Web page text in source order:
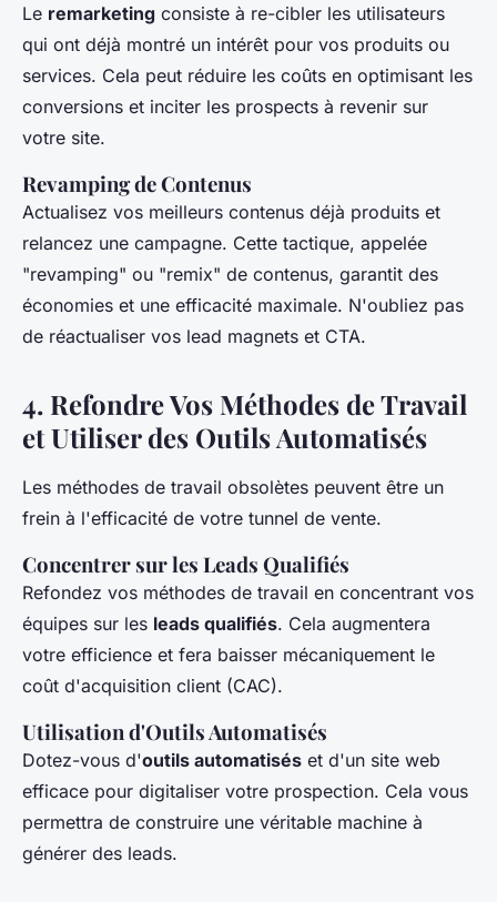
Le remarketing consiste à re-cibler les utilisateurs
qui ont déjà montré un intérêt pour vos produits ou
services. Cela peut réduire les coûts en optimisant les
conversions et inciter les prospects à revenir sur
votre site.
Revamping de Contenus
Actualisez vos meilleurs contenus déjà produits et
relancez une campagne. Cette tactique, appelée
"revamping" ou "remix" de contenus, garantit des
économies et une efficacité maximale. N'oubliez pas
de réactualiser vos lead magnets et CTA.
4. Refondre Vos Méthodes de Travail
et Utiliser des Outils Automatisés
Les méthodes de travail obsolètes peuvent être un
frein à l'efficacité de votre tunnel de vente.
Concentrer sur les Leads Qualifiés
Refondez vos méthodes de travail en concentrant vos
équipes sur les leads qualifiés. Cela augmentera
votre efficience et fera baisser mécaniquement le
coût d'acquisition client (CAC).
Utilisation d'Outils Automatisés
Dotez-vous d'outils automatisés et d'un site web
efficace pour digitaliser votre prospection. Cela vous
permettra de construire une véritable machine à
générer des leads.